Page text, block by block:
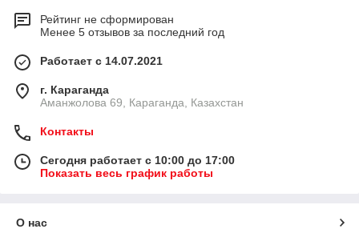
Рейтинг не сформирован
Менее 5 отзывов за последний год
Работает с 14.07.2021
г. Караганда
Аманжолова 69, Караганда, Казахстан
Контакты
Сегодня работает с 10:00 до 17:00
Показать весь график работы
О нас